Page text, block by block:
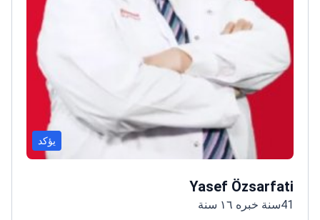
يؤكد
Yasef Özsarfati
41سنة خبره ١٦ سنة